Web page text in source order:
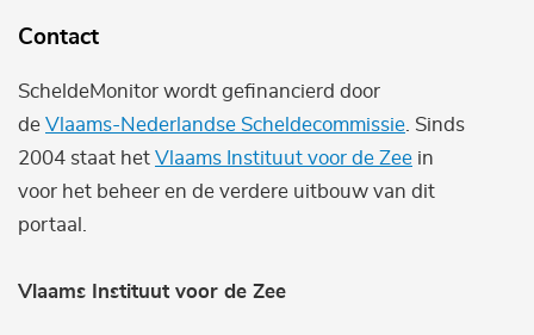
Contact
ScheldeMonitor wordt gefinancierd door
de Vlaams-Nederlandse Scheldecommissie . Sinds
2004 staat het Vlaams Instituut voor de Zee in
voor het beheer en de verdere uitbouw van dit
portaal.
Vlaams Instituut voor de Zee